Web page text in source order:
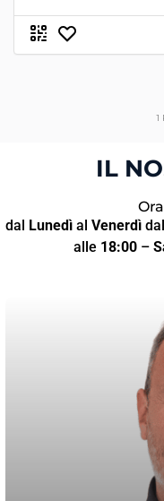
1
IL
dal Lunedì al Venerdì
alle 18:00–